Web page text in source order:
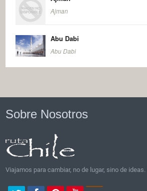
Ajman
Abu Dabi
Abu Dabi
Sobre Nosotros
Viajamos para cambiar, no de lugar, sino de ideas.